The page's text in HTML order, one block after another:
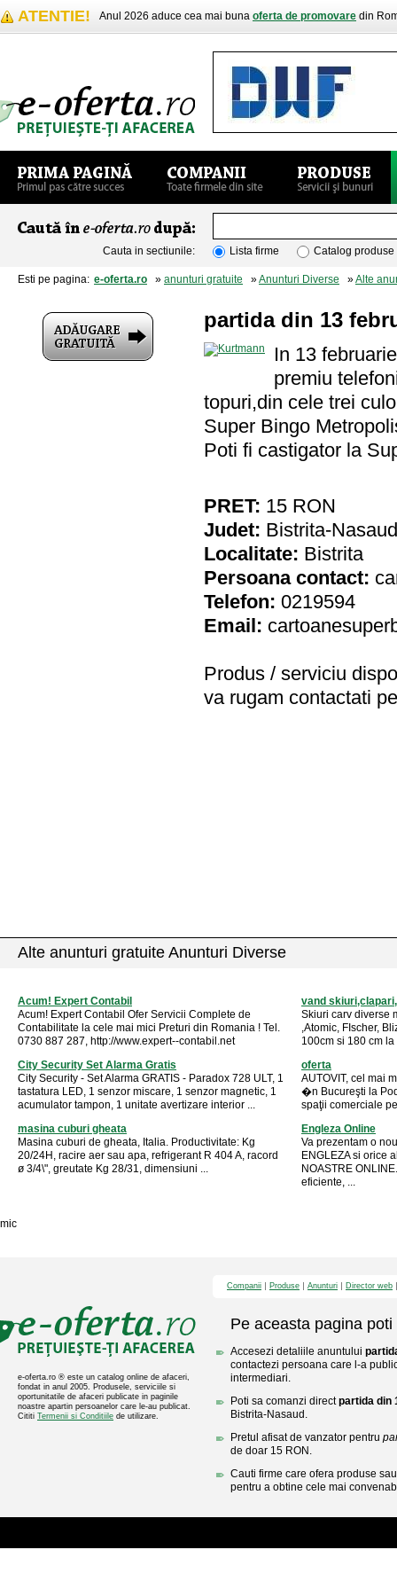
ATENTIE! Anul 2026 aduce cea mai buna oferta de promovare din
Cauta in sectiunile: Lista firme Catalog produse
Esti pe pagina: e-oferta.ro » anunturi gratuite »Anunturi Diverse »Alte
partida din 13
In 13
premiu
topuri,din cele trei
Super Bingo
Poti fi castigator la
PRET: 15 RON
Judet: Bistrita-Nasaud
Localitate: Bistrita
Persoana contact:
Telefon: 0219594
Email:
Produs / serviciu
va rugam contactati
Alte anunturi gratuite Anunturi Diverse
Acum! Expert Contabil
Acum! Expert Contabil Ofer Servicii Complete de
Contabilitate la cele mai mici Preturi din Romania ! Tel.
0730 887 287, http://www.expert--contabil.net
vand
Skiuri carv diverse
,Atomic, FIscher,
100cm si 180 cm
City Security Set Alarma Gratis
City Security - Set Alarma GRATIS - Paradox 728 ULT, 1
tastatura LED, 1 senzor miscare, 1 senzor magnetic, 1
acumulator tampon, 1 unitate avertizare interior ...
oferta
AUTOVIT, cel mai
�n Bucureşti la
spaţii comerciale
masina cuburi gheata
Masina cuburi de gheata, Italia. Productivitate: Kg
20/24H, racire aer sau apa, refrigerant R 404 A, racord
ø 3/4\", greutate Kg 28/31, dimensiuni ...
Engleza Online
Va prezentam o
ENGLEZA si orice
NOASTRE
eficiente, ...
mic
e-oferta.ro ® este un catalog online de afaceri,
fondat in anul 2005. Produsele, serviciile si
oportunitatile de afaceri publicate in paginile
noastre apartin persoanelor care le-au publicat.
Cititi Termenii si Conditiile de utilizare.
Companii Produse Anunturi Director web
Pe aceasta pagina poti
Accesezi detaliile anuntului
contactezi persoana care l-a
intermediari.
Poti sa comanzi directpartida din
Bistrita-Nasaud.
Pretul afisat de vanzator pentru
de doar 15 RON.
Cauti firme care ofera produse
pentru a obtine cele mai